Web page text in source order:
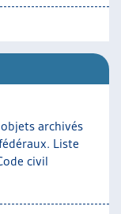
archivés
Liste
civil